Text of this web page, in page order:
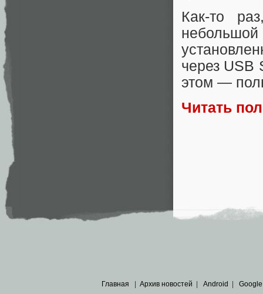
Как-то
небольшой
через USB
этом —
Читать
Главная | Архив новостей | Android | Google